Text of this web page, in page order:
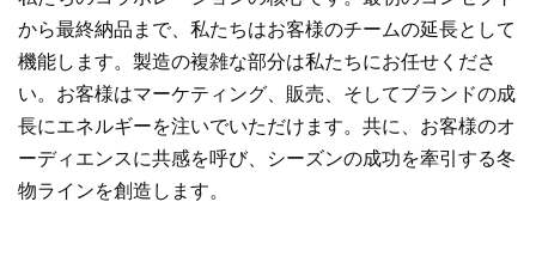
から最終納品まで、私たちはお客様のチームの延長として
機能します。製造の複雑な部分は私たちにお任せくださ
い。お客様はマーケティング、販売、そしてブランドの成
長にエネルギーを注いでいただけます。共に、お客様のオ
ーディエンスに共感を呼び、シーズンの成功を牽引する冬
物ラインを創造します。